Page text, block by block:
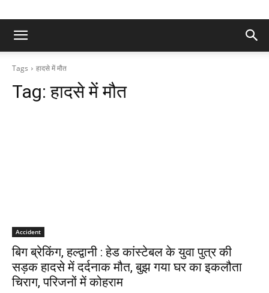
Tags हादसे में मौत
Tag:हादसे में मौत
Accident
बिग ब्रेकिंग, हल्द्वानी : हेड कांस्टेबल के युवा पुत्र की
सड़क हादसे में दर्दनाक मौत, बुझ गया घर का इकलौता
चिराग, परिजनों में कोहराम